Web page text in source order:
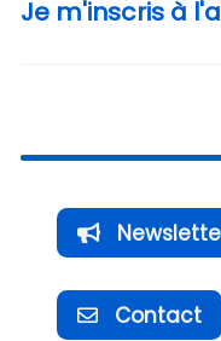
Je m'inscris à
Contact